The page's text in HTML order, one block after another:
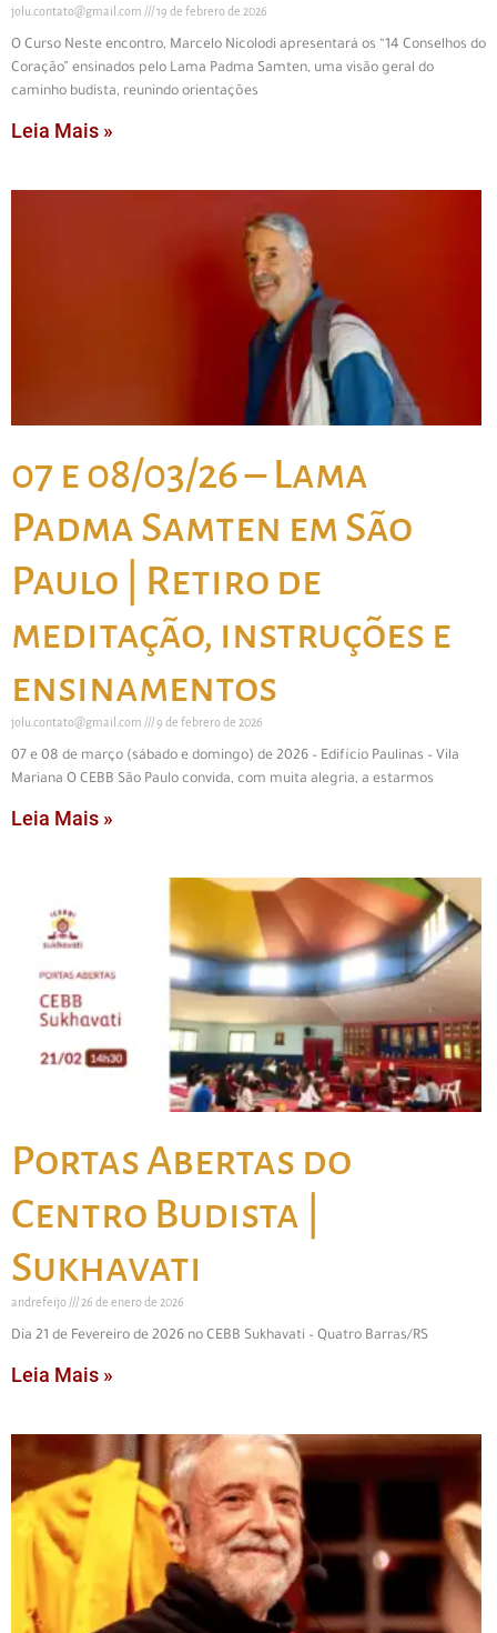
jolu.contato@gmail.com 19 de febrero de 2026
O Curso Neste encontro, Marcelo Nicolodi apresentará os “14 Conselhos do
Coração” ensinados pelo Lama Padma Samten, uma visão geral do
caminho budista, reunindo orientações
Leia Mais »
07 e 08/03/26 – Lama
Padma Samten em São
Paulo | Retiro de
meditação, instruções e
ensinamentos
jolu.contato@gmail.com 9 de febrero de 2026
07 e 08 de março (sábado e domingo) de 2026 – Edifício Paulinas – Vila
Mariana O CEBB São Paulo convida, com muita alegria, a estarmos
Leia Mais »
Portas Abertas do
Centro Budista |
Sukhavati
andrefeijo 26 de enero de 2026
Dia 21 de Fevereiro de 2026 no CEBB Sukhavati – Quatro Barras/RS
Leia Mais »